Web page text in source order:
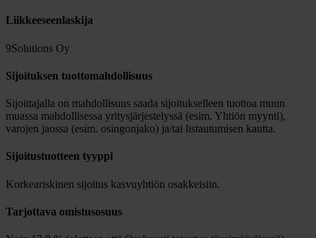
Liikkeeseenlaskija
9Solutions Oy
Sijoituksen tuottomahdollisuus
Sijoittajalla on mahdollisuus saada sijoitukselleen tuottoa muun
muassa mahdollisessa yritysjärjestelyssä (esim. Yhtiön myynti),
varojen jaossa (esim. osingonjako) ja/tai listautumisen kautta.
Sijoitustuotteen tyyppi
Korkeariskinen sijoitus kasvuyhtiön osakkeisiin.
Tarjottava omistusosuus